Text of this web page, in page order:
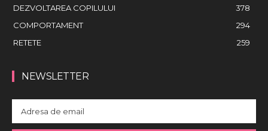
DEZVOLTAREA COPILULUI
378
COMPORTAMENT
294
RETETE
259
NEWSLETTER